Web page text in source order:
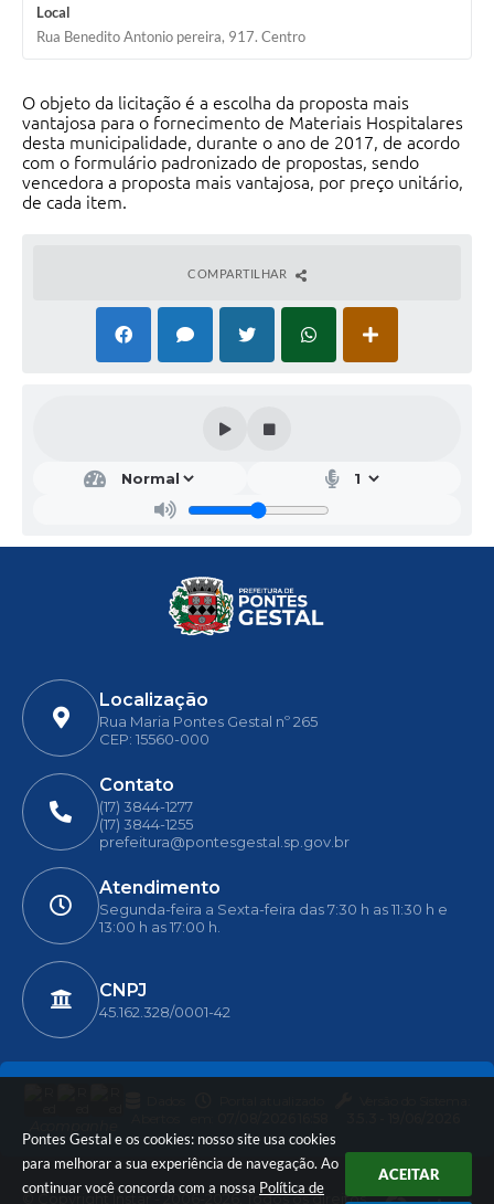
Pontes Gestal e os cookies: nosso site usa cookies
para melhorar a sua experiência de navegação. Ao
continuar você concorda com a nossa Política de
ACEITAR
Local
Rua Benedito Antonio pereira, 917. Centro
O objeto da licitação é a escolha da proposta mais
vantajosa para o fornecimento de Materiais Hospitalares
desta municipalidade, durante o ano de 2017, de acordo
com o formulário padronizado de propostas, sendo
vencedora a proposta mais vantajosa, por preço unitário,
de cada item.
COMPARTILHAR
Localização
Rua Maria Pontes Gestal nº 265
CEP: 15560-000
Contato
(17) 3844-1277
(17) 3844-1255
prefeitura@pontesgestal.sp.gov.br
Atendimento
Segunda-feira a Sexta-feira das 7:30 h as 11:30 h e
13:00 h as 17:00 h.
CNPJ
45.162.328/0001-42
© Copyright Instar - 2006-2026. Todos os direitos